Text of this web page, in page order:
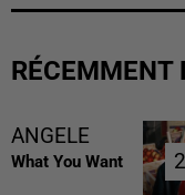
RÉCEMMENT
ANGELE
What You Want